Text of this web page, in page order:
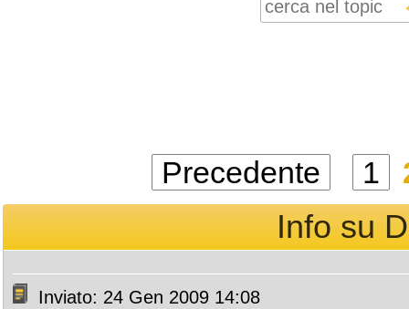
Precedente 1
Info su
Inviato: 24 Gen 2009 14:08